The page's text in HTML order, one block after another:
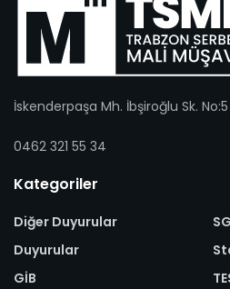
İskenderpaşa Mh. İbşiroğlu Sk.
0462 321 55 34
Kategoriler
Diğer Duyurular
Duyurular
GİB